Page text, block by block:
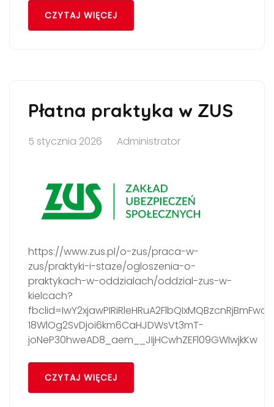
CZYTAJ WIĘCEJ
Płatna praktyka w ZUS
5 stycznia 2026 Administrator
https://www.zus.pl/o-zus/praca-w-
zus/praktyki-i-staze/ogloszenia-o-
praktykach-w-oddzialach/oddzial-zus-w-
kielcach?
18WlOg2SvDjoi6km6CaHJDWsVt3mT-
joNeP30hweAD8_aem__JIjHCwhZEFl09GWIwjkKw
CZYTAJ WIĘCEJ